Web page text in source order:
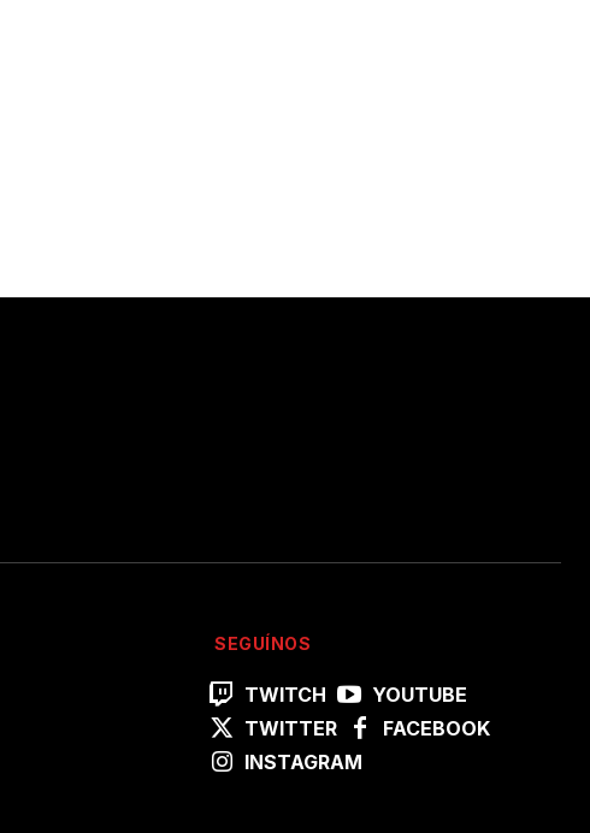
SEGUÍNOS
TWITCH
YOUTUBE
TWITTER
FACEBOOK
INSTAGRAM